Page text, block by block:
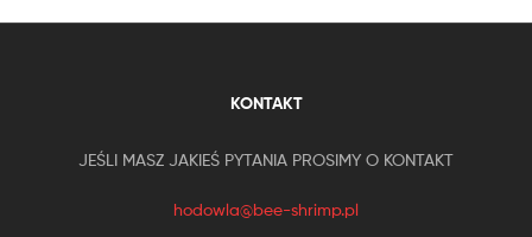
KONTAKT
JEŚLI MASZ JAKIEŚ PYTANIA PROSIMY O KONTAKT
hodowla@bee-shrimp.pl